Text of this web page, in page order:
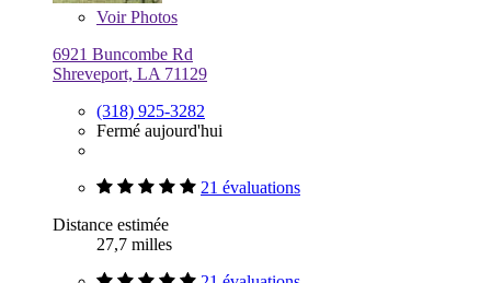
VoirPhotos
6921 Buncombe Rd
Shreveport, LA 71129
(318) 925-3282
Fermé aujourd'hui
21 évaluations
Distance estimée
27,7 milles